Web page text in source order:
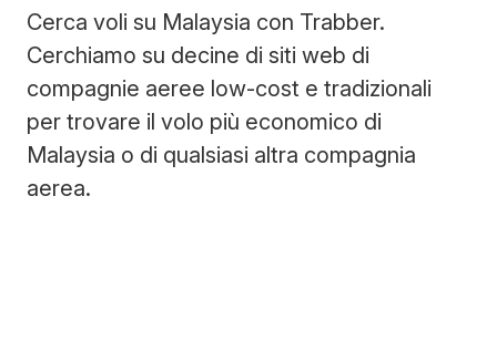
Cerca voli su Malaysia con Trabber.
Cerchiamo su decine di siti web di
compagnie aeree low-cost e tradizionali
per trovare il volo più economico di
Malaysia o di qualsiasi altra compagnia
aerea.